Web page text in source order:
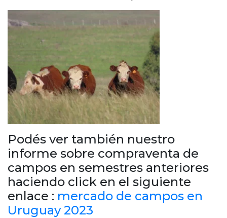
Podés ver también nuestro
informe sobre compraventa de
campos en semestres anteriores
haciendo click en el siguiente
enlace : mercado de campos en
Uruguay 2023